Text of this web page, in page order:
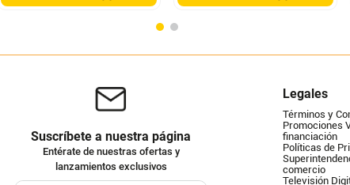
Suscríbete a nuestra página
Entérate de nuestras ofertas y
lanzamientos exclusivos
Legales
Términos y
Promociones
financiación
Políticas de
comercio
Televisión